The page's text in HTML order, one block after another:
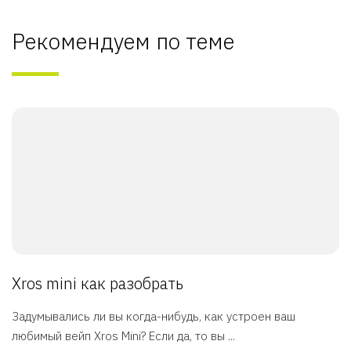
Рекомендуем по теме
Xros mini как разобрать
Задумывались ли вы когда-нибудь, как устроен ваш
любимый вейп Xros Mini? Если да, то вы ...